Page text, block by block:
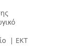
| ΕΚΤ